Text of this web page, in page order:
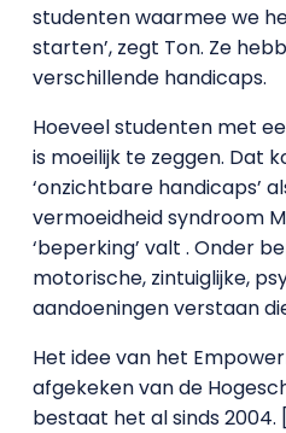
studenten waarmee we
starten’, zegt Ton. Ze
verschillende handicaps.
Hoeveel studenten met
is moeilijk te zeggen. Dat
‘onzichtbare handicaps’
vermoeidheid syndroom
‘beperking’ valt . Onder
motorische, zintuiglijke,
aandoeningen verstaan
Het idee van het
afgekeken van de
bestaat het al sinds 2004.